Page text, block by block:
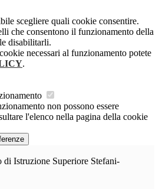
scegliere quali cookie consentire.
che consentono il funzionamento della
disabilitarli.
necessari al funzionamento potete
.
non possono essere
l'elenco nella pagina della cookie
di Istruzione Superiore Stefani-